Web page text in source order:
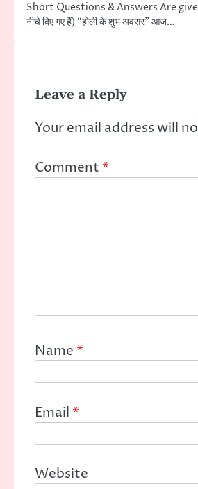
Short Questions & Answers Are
नीचे दिए गए हैं) “होली के शुभ अवसर” आज…
Leave a Reply
Your email address will
Comment *
Name *
Email *
Website